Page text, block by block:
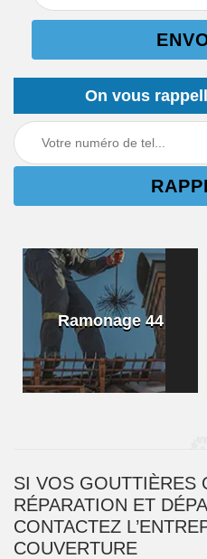
On vous
Ramonage 44
SI VOS GOUTTIÈRES
RÉPARATION ET
CONTACTEZ
COUVERTURE